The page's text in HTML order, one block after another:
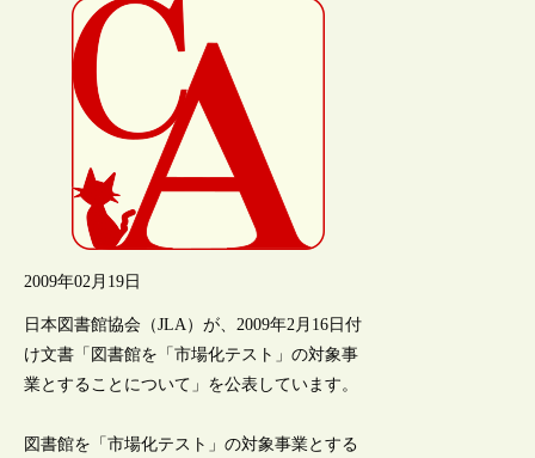
2009年02月19日
日本図書館協会（JLA）が、2009年2月16日付
け文書「図書館を「市場化テスト」の対象事
業とすることについて」を公表しています。
図書館を「市場化テスト」の対象事業とする